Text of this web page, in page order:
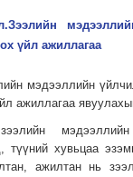
үйл ажиллагаа
мэдээллийн
ажиллагаа
түүний хувьцаа
ажилтан нь